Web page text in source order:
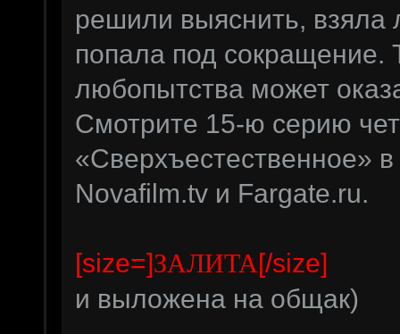
решили выяснить,
попала под сокращение.
любопытства может
Смотрите 15-ю серию
«Сверхъестественное»
Novafilm.tv и Fargate.ru.
[size=]ЗАЛИТА[/size]
и выложена на общак)